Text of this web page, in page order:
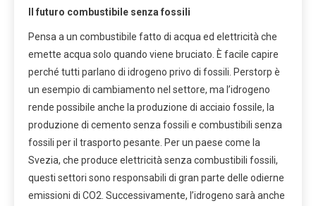
Il futuro combustibile senza fossili
Pensa a un combustibile fatto di acqua ed elettricità che
emette acqua solo quando viene bruciato. È facile capire
perché tutti parlano di idrogeno privo di fossili. Perstorp è
un esempio di cambiamento nel settore, ma l’idrogeno
rende possibile anche la produzione di acciaio fossile, la
produzione di cemento senza fossili e combustibili senza
fossili per il trasporto pesante. Per un paese come la
Svezia, che produce elettricità senza combustibili fossili,
questi settori sono responsabili di gran parte delle odierne
emissioni di CO2. Successivamente, l’idrogeno sarà anche